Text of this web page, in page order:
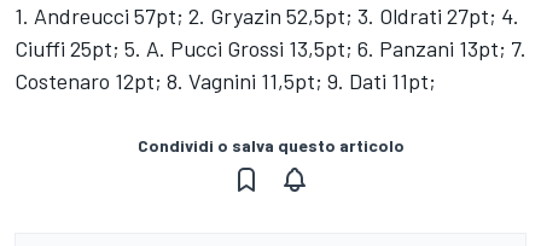
1. Andreucci 57pt; 2. Gryazin 52,5pt; 3. Oldrati 27pt; 4.
Ciuffi 25pt; 5. A. Pucci Grossi 13,5pt; 6. Panzani 13pt; 7.
Costenaro 12pt; 8. Vagnini 11,5pt; 9. Dati 11pt;
Condividi o salva questo articolo